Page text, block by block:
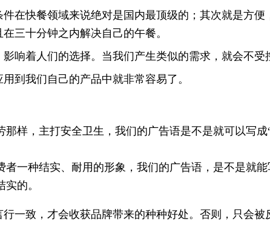
在快餐领域来说绝对是国内最顶级的；其次就是方
三十分钟之内解决自己的午餐。
响着人们的选择。当我们产生类似的需求，就会不受
到我们自己的产品中就非常容易了。
样，主打安全卫生，我们的广告语是不是就可以写
一种结实、耐用的形象，我们的广告语，是不是就
的。
一致，才会收获品牌带来的种种好处。否则，只会被